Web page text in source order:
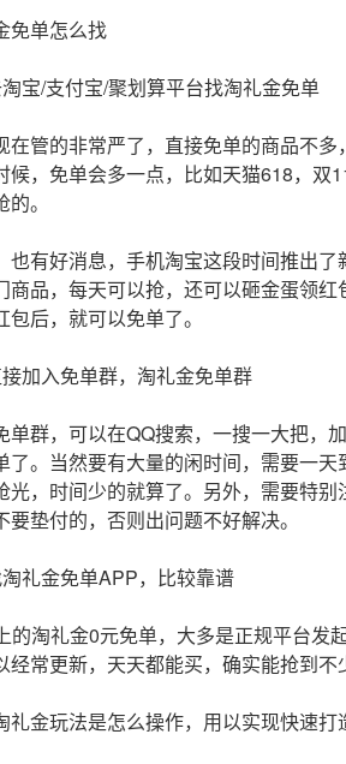
免单怎么找
宝/支付宝/聚划算平台找淘礼金免单
在管的非常严了，直接免单的商品不
候，免单会多一点，比如天猫618，双
。
也有好消息，手机淘宝这段时间推出
商品，每天可以抢，还可以砸金蛋领红
包后，就可以免单了。
加入免单群，淘礼金免单群
单群，可以在QQ搜索，一搜一大把，
了。当然要有大量的闲时间，需要一
光，时间少的就算了。另外，需要特
要垫付的，否则出问题不好解决。
礼金免单APP，比较靠谱
的淘礼金0元免单，大多是正规平台发
经常更新，天天都能买，确实能抢到不
礼金玩法是怎么操作，用以实现快速打